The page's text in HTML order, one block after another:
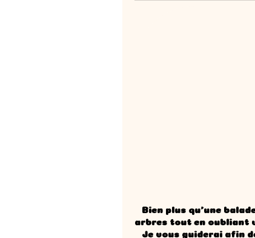
Bien plus qu'une
arbres tout en oubliant
Je vous guiderai afin